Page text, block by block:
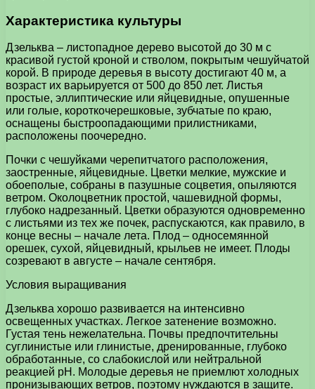
Характеристика культуры
Дзельква – листопадное дерево высотой до 30 м с
красивой густой кроной и стволом, покрытым чешуйчатой
корой. В природе деревья в высоту достигают 40 м, а
возраст их варьируется от 500 до 850 лет. Листья
простые, эллиптические или яйцевидные, опушенные
или голые, короткочерешковые, зубчатые по краю,
оснащены быстроопадающими прилистниками,
расположены поочередно.
Почки с чешуйками черепитчатого расположения,
заостренные, яйцевидные. Цветки мелкие, мужские и
обоеполые, собраны в пазушные соцветия, опыляются
ветром. Околоцветник простой, чашевидной формы,
глубоко надрезанный. Цветки образуются одновременно
с листьями из тех же почек, распускаются, как правило, в
конце весны – начале лета. Плод – односемянной
орешек, сухой, яйцевидный, крыльев не имеет. Плоды
созревают в августе – начале сентября.
Условия выращивания
Дзельква хорошо развивается на интенсивно
освещенных участках. Легкое затенение возможно.
Густая тень нежелательна. Почвы предпочтительны
суглинистые или глинистые, дренированные, глубоко
обработанные, со слабокислой или нейтральной
реакцией рН. Молодые деревья не приемлют холодных
пронизывающих ветров, поэтому нуждаются в защите.